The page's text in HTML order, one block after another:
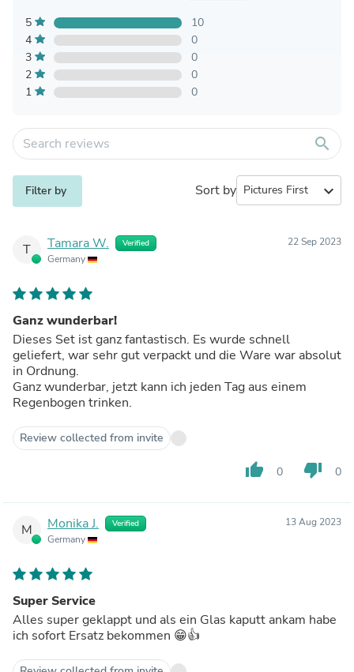
5
10
4
0
3
0
2
0
1
0
search
Filter by Sort by expand_more
T Tamara W. Verified
Germany
22 Sep 2023
Ganz wunderbar!
Dieses Set ist ganz fantastisch. Es wurde schnell
geliefert, war sehr gut verpackt und die Ware war absolut
in Ordnung.
Ganz wunderbar, jetzt kann ich jeden Tag aus einem
Regenbogen trinken.
Review collected from invite
thumb_up 0 thumb_down 0
M Monika J. Verified
Germany
13 Aug 2023
Super Service
Alles super geklappt und als ein Glas kaputt ankam habe
ich sofort Ersatz bekommen 😁👍